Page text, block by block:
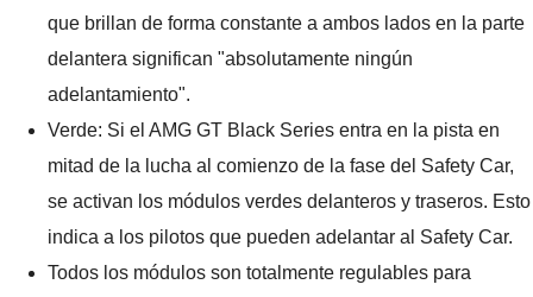
que brillan de forma constante a ambos lados en la parte
delantera significan "absolutamente ningún
adelantamiento".
Verde: Si el AMG GT Black Series entra en la pista en
mitad de la lucha al comienzo de la fase del Safety Car,
se activan los módulos verdes delanteros y traseros. Esto
indica a los pilotos que pueden adelantar al Safety Car.
Todos los módulos son totalmente regulables para